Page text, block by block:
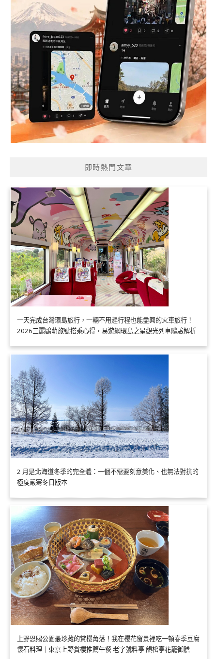
即時熱門文章
一天完成台灣環島旅行，一輛不用趕行程也能盡興的火車旅行！
2026三麗鷗萌旅號搭乘心得，易遊網環島之星觀光列車體驗解析
2 月是北海道冬季的完全體：一個不需要刻意美化、也無法對抗的
極度嚴寒冬日版本
上野恩賜公園最珍藏的賞櫻角落！我在櫻花窗景裡吃一頓春季豆腐
懷石料理｜東京上野賞櫻推薦午餐 老字號料亭 韻松亭花籠御膳